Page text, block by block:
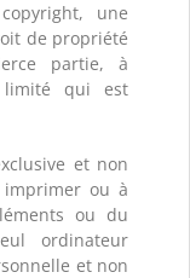
une
de propriété
partie, à
limité qui est
et non
imprimer ou à
ou du
ordinateur
et non